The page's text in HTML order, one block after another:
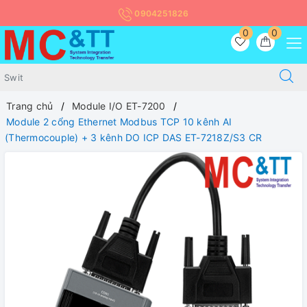
0904251826
0
0
Trang chủ
Module I/O ET-7200
Module 2 cổng Ethernet Modbus TCP 10 kênh AI
(Thermocouple) + 3 kênh DO ICP DAS ET-7218Z/S3 CR